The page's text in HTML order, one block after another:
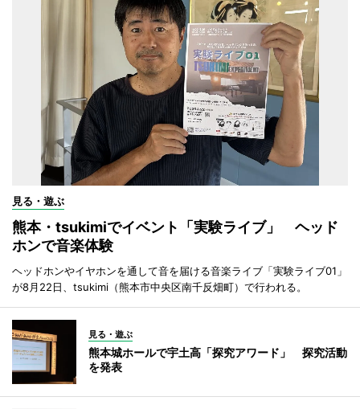
見る・遊ぶ
熊本・tsukimiでイベント「実験ライブ」 ヘッド
ホンで音楽体験
ヘッドホンやイヤホンを通して音を届ける音楽ライブ「実験ライブ01」
が8月22日、tsukimi（熊本市中央区南千反畑町）で行われる。
見る・遊ぶ
熊本城ホールで宇土高「探究アワード」 探究活動
を発表